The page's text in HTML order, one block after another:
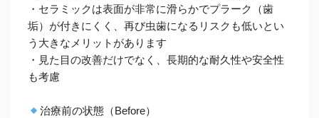
・セラミックは表面が非常に滑らかでプラーク（歯
垢）が付きにくく、再び虫歯になるリスクも低いとい
う大きなメリットがあります
・見た目の改善だけでなく、長期的な耐久性や安全性
も考慮
治療前の状態（Before）